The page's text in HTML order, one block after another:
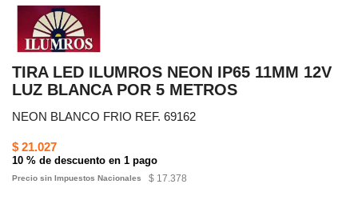
TIRA LED ILUMROS NEON IP65 11MM 12V
LUZ BLANCA POR 5 METROS
NEON BLANCO FRIO REF. 69162
$ 21.027
10 % de descuento en 1 pago
Precio sin Impuestos Nacionales $ 17.378